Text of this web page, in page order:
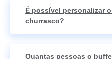
É possível personalizar
churrasco?
Quantas pessoas o